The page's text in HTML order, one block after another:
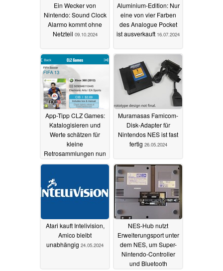
Ein Wecker von
Nintendo: Sound Clock
Alarmo kommt ohne
Netzteil 09.10.2024
Aluminium-Edition: Nur
eine von vier Farben
des Analogue Pocket
ist ausverkauft 16.07.2024
App-Tipp CLZ Games:
Katalogisieren und
Werte schätzen für
kleine
Retrosammlungen nun
kostenlos08.06.2024
Muramasas Famicom-
Disk-Adapter für
Nintendos NES ist fast
fertig 26.05.2024
Atari kauft Intelivision,
Amico bleibt
unabhängig 24.05.2024
NES-Hub nutzt
Erweiterungsport unter
dem NES, um Super-
Nintendo-Controller
und Bluetooth